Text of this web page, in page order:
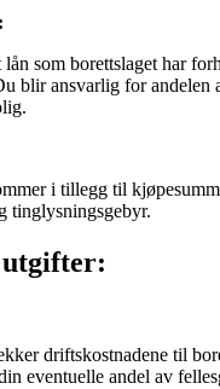
:
lån som borettslaget har
blir ansvarlig for andelen
i tillegg til
tinglysningsgebyr.
driftskostnadene til
eventuelle andel av